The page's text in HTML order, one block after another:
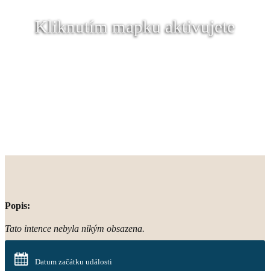
Kliknutím mapku aktivujete
Popis:
Tato intence nebyla nikým obsazena.
Datum začátku události